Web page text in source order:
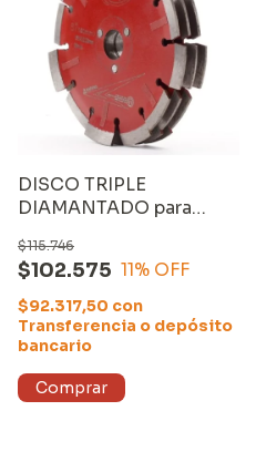
DISCO TRIPLE
DIAMANTADO para
KE150A
$102.575
$115.746
11% OFF
$92.317,50 con
Transferencia o depósito
bancario